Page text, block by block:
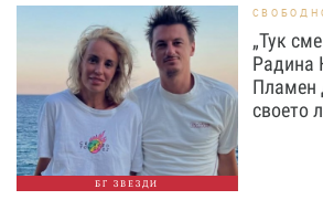
БГ ЗВЕЗДИ
„Тук
Радина
Пламен
своето